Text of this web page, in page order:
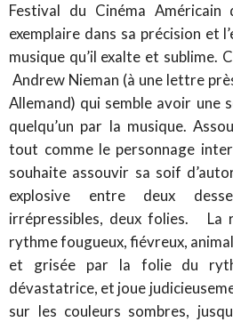
Festival du Cinéma Américain
exemplaire dans sa précision et
musique qu’il exalte et sublime.
Andrew Nieman (à une lettre
Allemand) qui semble avoir une
quelqu’un par la musique.
tout comme le personnage
souhaite assouvir sa soif
explosive entre deux
irrépressibles, deux folies. La
rythme fougueux, fiévreux,
et grisée par la folie du
dévastatrice, et joue
sur les couleurs sombres,